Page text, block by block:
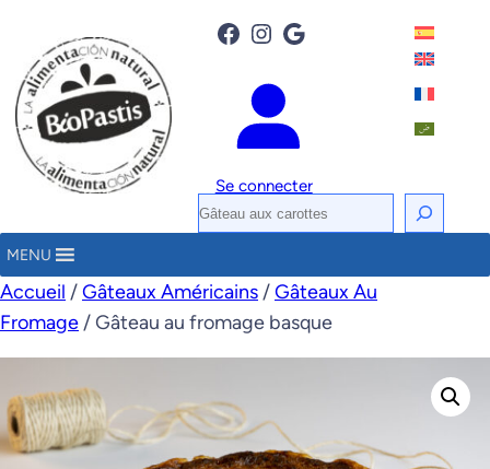
Facebook Instagram Google
Se connecter
R
e
h
e
r
h
e
MENU
Accueil /Gâteaux Américains /Gâteaux Au
Fromage / Gâteau au fromage basque